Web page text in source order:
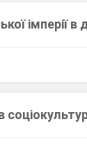
імперії в